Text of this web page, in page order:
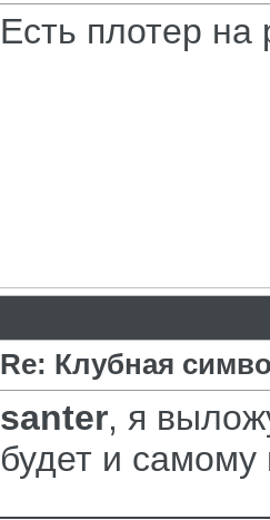
Есть плотер на
Re: Клубная
santer, я
будет и самому